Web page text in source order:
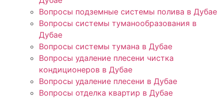
Вопросы подземные системы полива в Дубае
Вопросы системы туманообразования в
Дубае
Вопросы системы тумана в Дубае
Вопросы удаление плесени чистка
кондиционеров в Дубае
Вопросы удаление плесени в Дубае
Вопросы отделка квартир в Дубае